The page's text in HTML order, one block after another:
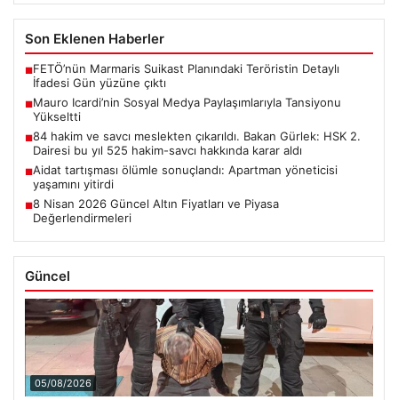
Son Eklenen Haberler
■FETÖ’nün Marmaris Suikast Planındaki Teröristin Detaylı
İfadesi Gün yüzüne çıktı
■Mauro Icardi’nin Sosyal Medya Paylaşımlarıyla Tansiyonu
Yükseltti
■84 hakim ve savcı meslekten çıkarıldı. Bakan Gürlek: HSK 2.
Dairesi bu yıl 525 hakim-savcı hakkında karar aldı
■Aidat tartışması ölümle sonuçlandı: Apartman yöneticisi
yaşamını yitirdi
■8 Nisan 2026 Güncel Altın Fiyatları ve Piyasa
Değerlendirmeleri
Güncel
05/08/2026